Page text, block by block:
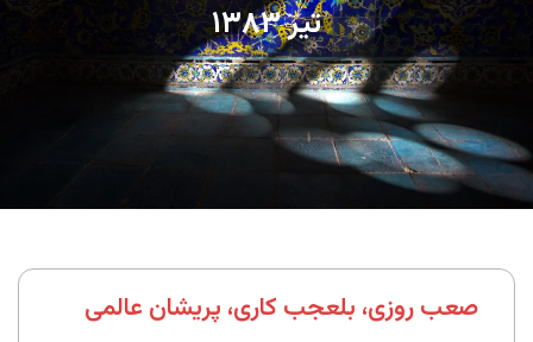
تیر ۱۳۸۳
صعب روزی، بلعجب کاری،‌ پریشان عالمی